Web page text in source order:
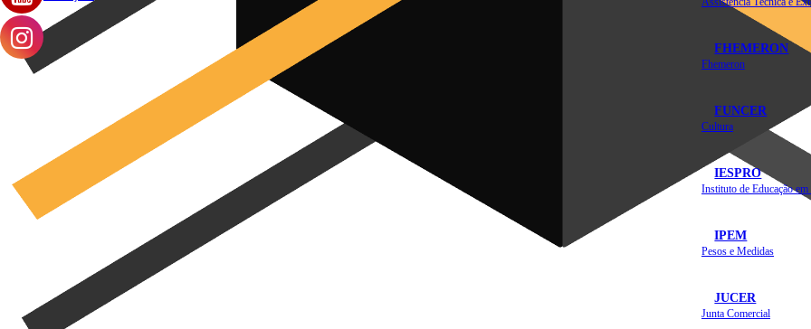
FHEMERON
Fhemeron
FUNCER
Cultura
IESPRO
IPEM
Pesos e Medidas
JUCER
Junta Comercial